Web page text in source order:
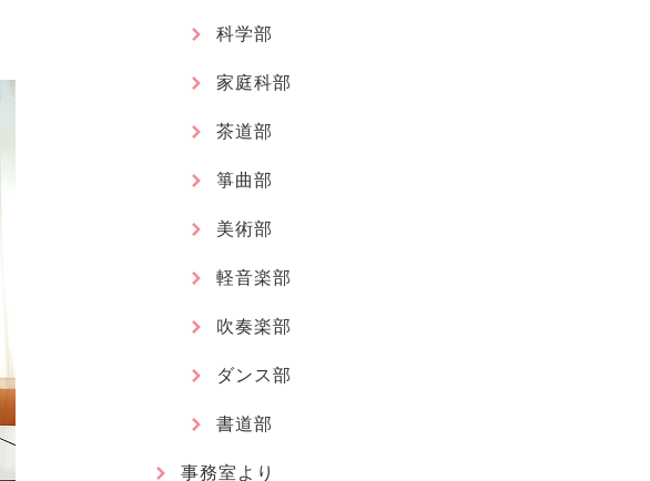
科学部
家庭科部
茶道部
箏曲部
美術部
軽音楽部
吹奏楽部
ダンス部
書道部
事務室より